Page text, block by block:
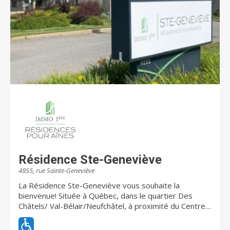
personnes âgées en perte d'autonomie. Notez bien:
Pour des raisons de confidentialité, nous ne prenons
aucun CV via le site web ou Facebook. SVP envoyer
votre CV au gmartel@groupevilar.com De plus, le
Groupe Vilar atteste être conforme concernant les
dispositions de la Loi 25, étant la Loi sur la protection
des renseignement personnels. Pour toutes
demandes d'informations concernant celle-ci, veuillez
vous référer à notre cartable Loi 25 disponibles à la
Résidence Ste-Geneviève
4855, rue Sainte-Geneviève
La Résidence Ste-Geneviève vous souhaite la
bienvenue! Située à Québec, dans le quartier Des
Châtels/ Val-Bélair/Neufchâtel, à proximité du Centre
d'achat l'Ormière, cette résidence privée pour aînés
est un lieu parfait pour les personnes autonomes et